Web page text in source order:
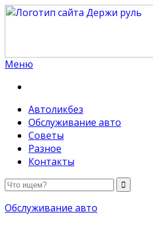
Меню
Автоликбез
Обслуживание авто
Советы
Разное
Контакты
Обслуживание авто